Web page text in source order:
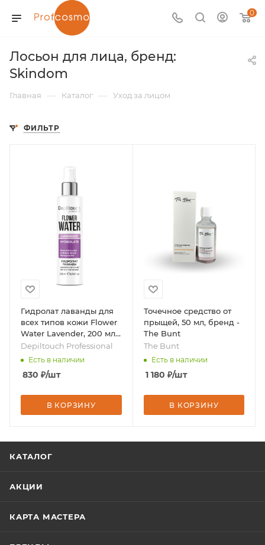
0
Лосьон для лица, бренд:
Skindom
Главная — Каталог — Уход за лицом
ФИЛЬТР
Гидролат лаванды для
всех типов кожи Flower
Water Lavender, 200 мл,
бренд - Depiltouch
Professional
Depiltouch Professional
Есть в наличии
830 ₽/шт
В КОРЗИНУ
Точечное средство от
прыщей, 50 мл, бренд -
The Bunt
The Bunt
Есть в наличии
1 180 ₽/шт
В КОРЗИНУ
КАТАЛОГ
АКЦИИ
КАРТА МАСТЕРА